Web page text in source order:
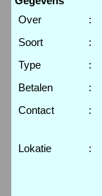
Over
:
Soort
:
Type
:
Betalen
:
Contact
:
Lokatie :